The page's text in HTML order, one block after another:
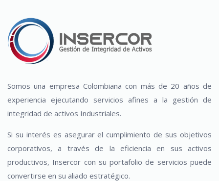
Somos una empresa Colombiana con más de 20 años de
experiencia ejecutando servicios afines a la gestión de
integridad de activos Industriales.
Si su interés es asegurar el cumplimiento de sus objetivos
corporativos, a través de la eficiencia en sus activos
productivos, Insercor con su portafolio de servicios puede
convertirse en su aliado estratégico.